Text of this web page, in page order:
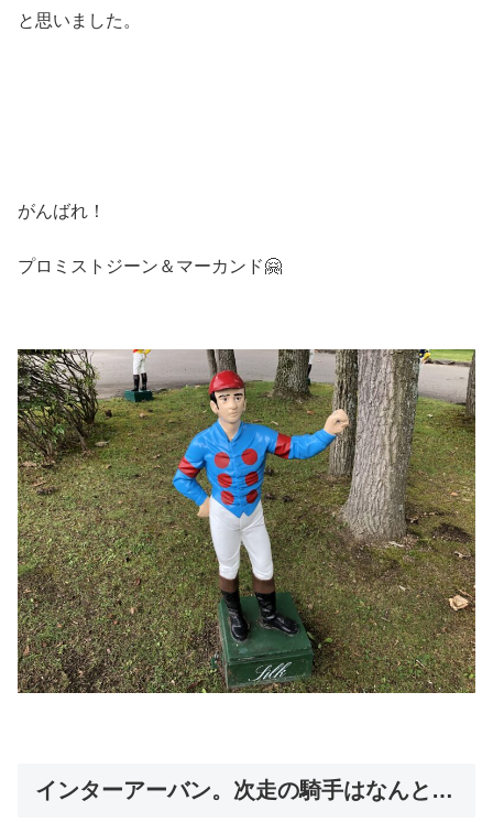
と思いました。
がんばれ！
プロミストジーン＆マーカンド🤗
インターアーバン。次走の騎手はなんと…